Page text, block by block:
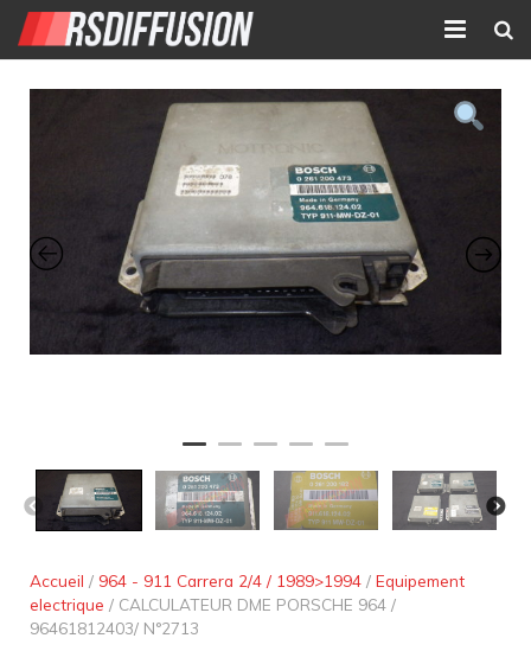
Accueil
Nouvelles annonces
Annonces prolongées
Atelier mécanique
Contact
Accueil / 964 - 911 Carrera 2/4 / 1989>1994 / Equipement
electrique / CALCULATEUR DME PORSCHE 964 /
96461812403/ N°2713